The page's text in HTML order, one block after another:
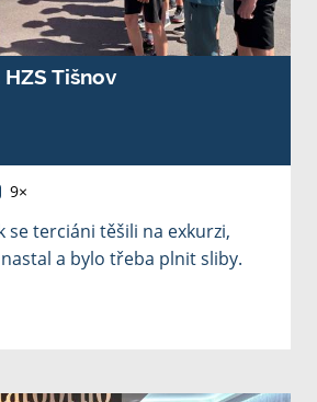
Tišnov
9×
se terciáni těšili na exkurzi,
a bylo třeba plnit sliby.